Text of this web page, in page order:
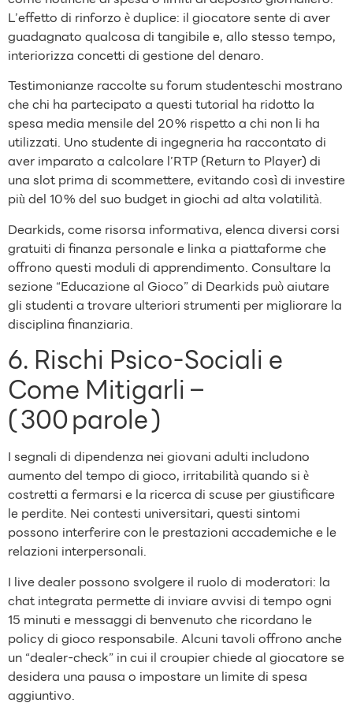
L’effetto di rinforzo è duplice: il giocatore sente di aver
guadagnato qualcosa di tangibile e, allo stesso tempo,
interiorizza concetti di gestione del denaro.
Testimonianze raccolte su forum studenteschi mostrano
che chi ha partecipato a questi tutorial ha ridotto la
spesa media mensile del 20 % rispetto a chi non li ha
utilizzati. Uno studente di ingegneria ha raccontato di
aver imparato a calcolare l’RTP (Return to Player) di
una slot prima di scommettere, evitando così di investire
più del 10 % del suo budget in giochi ad alta volatilità.
Dearkids, come risorsa informativa, elenca diversi corsi
gratuiti di finanza personale e linka a piattaforme che
offrono questi moduli di apprendimento. Consultare la
sezione “Educazione al Gioco” di Dearkids può aiutare
gli studenti a trovare ulteriori strumenti per migliorare la
disciplina finanziaria.
6. Rischi Psico‑Sociali e
Come Mitigarli –
( 300 parole )
I segnali di dipendenza nei giovani adulti includono
aumento del tempo di gioco, irritabilità quando si è
costretti a fermarsi e la ricerca di scuse per giustificare
le perdite. Nei contesti universitari, questi sintomi
possono interferire con le prestazioni accademiche e le
relazioni interpersonali.
I live dealer possono svolgere il ruolo di moderatori: la
chat integrata permette di inviare avvisi di tempo ogni
15 minuti e messaggi di benvenuto che ricordano le
policy di gioco responsabile. Alcuni tavoli offrono anche
un “dealer‑check” in cui il croupier chiede al giocatore se
desidera una pausa o impostare un limite di spesa
aggiuntivo.